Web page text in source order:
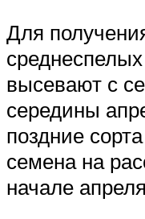
Для
высевают с
середины
поздние
семена на
начале